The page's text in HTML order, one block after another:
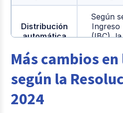
Distribución
automática
Según
Ingreso
(IBC),
No se
requiere
modificación
de sistemas
Más cambios en
según la
2024